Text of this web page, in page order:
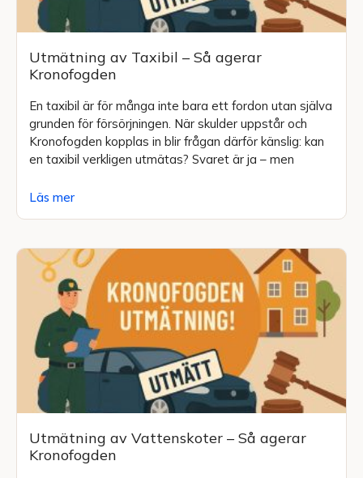
Utmätning av Taxibil – Så agerar
Kronofogden
En taxibil är för många inte bara ett fordon utan själva
grunden för försörjningen. När skulder uppstår och
Kronofogden kopplas in blir frågan därför känslig: kan
en taxibil verkligen utmätas? Svaret är ja – men
Läs mer
Utmätning av Vattenskoter – Så agerar
Kronofogden